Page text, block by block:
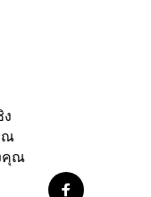
ณ
คุณ